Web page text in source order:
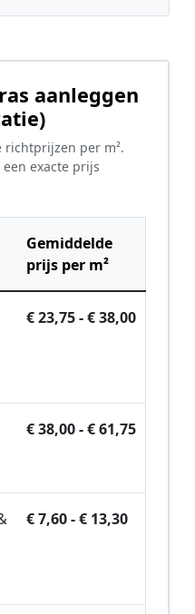
aanleggen
richtprijzen per m².
exacte prijs
Gemiddelde
prijs per m²
€ 23,75 - € 38,00
€ 38,00 - € 61,75
€ 7,60 - € 13,30